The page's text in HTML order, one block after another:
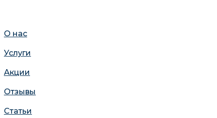
О нас
Услуги
Акции
Отзывы
Статьи